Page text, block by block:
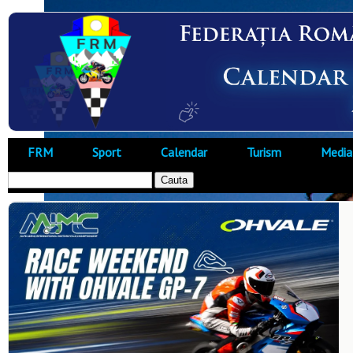
FRM Sport Calendar Turism Media